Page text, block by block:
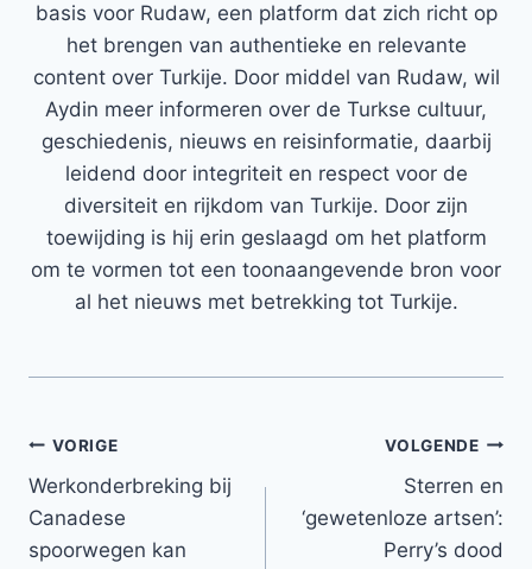
basis voor Rudaw, een platform dat zich richt op
het brengen van authentieke en relevante
content over Turkije. Door middel van Rudaw, wil
Aydin meer informeren over de Turkse cultuur,
geschiedenis, nieuws en reisinformatie, daarbij
leidend door integriteit en respect voor de
diversiteit en rijkdom van Turkije. Door zijn
toewijding is hij erin geslaagd om het platform
om te vormen tot een toonaangevende bron voor
al het nieuws met betrekking tot Turkije.
Bericht
navigatie
VORIGE
Werkonderbreking bij
Canadese
spoorwegen kan
VOLGENDE
Sterren en
‘gewetenloze artsen’:
Perry’s dood